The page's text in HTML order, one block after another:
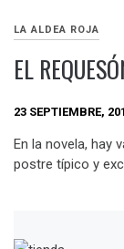
LA ALDEA ROJA
EL
23 SEPTIEMBRE,
En la novela, hay
postre típico y